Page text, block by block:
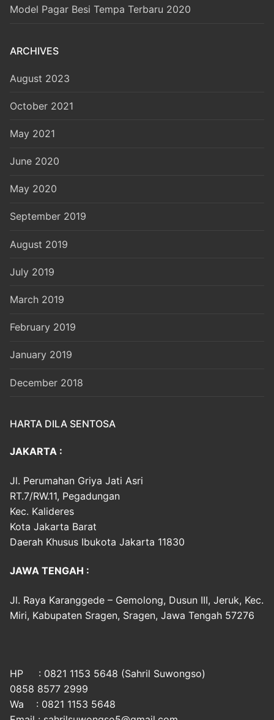
Model Pagar Besi Tempa Terbaru 2020
ARCHIVES
August 2023
October 2021
May 2021
June 2020
May 2020
September 2019
August 2019
July 2019
March 2019
February 2019
January 2019
December 2018
HARTA DILA SENTOSA
JAKARTA :
Jl. Perumahan Griya Jati Asri
RT.7/RW.11, Pegadungan
Kec. Kalideres
Kota Jakarta Barat
Daerah Khusus Ibukota Jakarta 11830
JAWA TENGAH :
Jl. Raya Karanggede – Gemolong, Dusun III, Jeruk, Kec.
Miri, Kabupaten Sragen, Sragen, Jawa Tengah 57276
HP : 0821 1153 5648 (Sahril Suwongso)
0858 8577 2999
Wa : 0821 1153 5648